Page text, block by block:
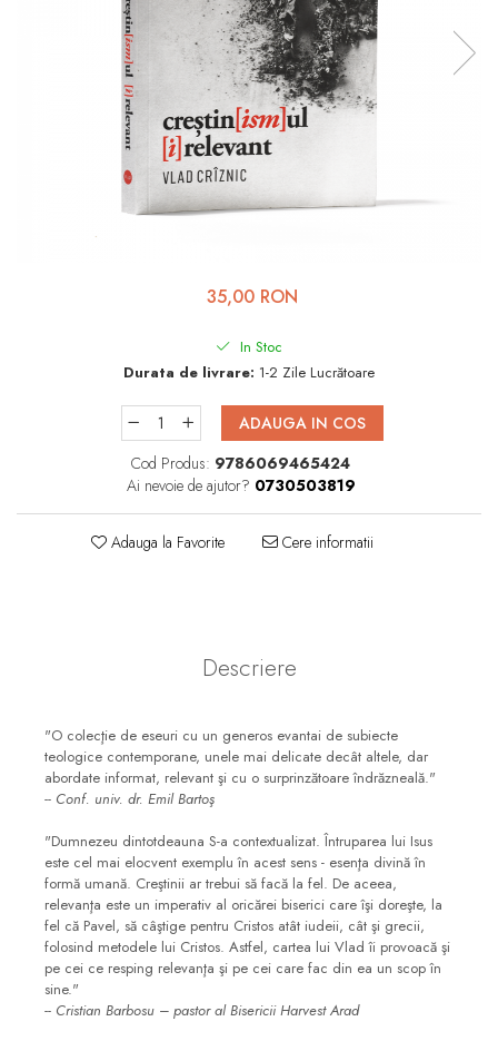
Viața de Familie
Prietenie, Logodnă și
Cărți de Colorat
Adolescenți și Tineri
Conducerea și Păstorirea
Consiliere
Lucrarea cu Copiii și Tinerii
Finanțe
Romane, Nuvele și Povestiri
Biografii
Reviste
Poezii
35,00 RON
In Stoc
Durata de livrare: 1-2 Zile Lucrătoare
ADAUGA IN COS
Cod Produs: 9786069465424
Ai nevoie de ajutor? 0730503819
Adauga la Favorite Cere informatii
Descriere
"O colecţie de eseuri cu un generos evantai de subiecte
teologice contemporane, unele mai delicate decât altele, dar
abordate informat, relevant şi cu o surprinzătoare îndrăzneală."
-- Conf. univ. dr. Emil Bartoş
"Dumnezeu dintotdeauna S-a contextualizat. Întruparea lui Isus
este cel mai elocvent exemplu în acest sens - esenţa divină în
formă umană. Creştinii ar trebui să facă la fel. De aceea,
relevanţa este un imperativ al oricărei biserici care îşi doreşte, la
fel că Pavel, să câştige pentru Cristos atât iudeii, cât şi grecii,
folosind metodele lui Cristos. Astfel, cartea lui Vlad îi provoacă şi
pe cei ce resping relevanţa şi pe cei care fac din ea un scop în
sine."
-- Cristian Barbosu – pastor al Bisericii Harvest Arad